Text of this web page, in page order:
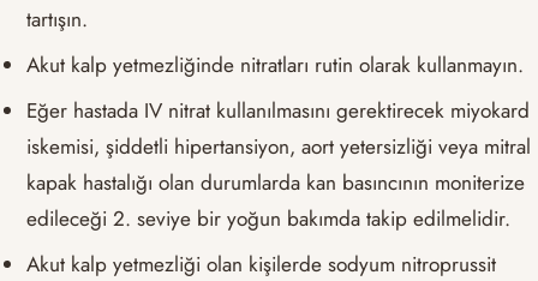
tartışın.
Akut kalp yetmezliğinde nitratları rutin olarak kullanmayın.
Eğer hastada IV nitrat kullanılmasını gerektirecek miyokard
iskemisi, şiddetli hipertansiyon, aort yetersizliği veya mitral
kapak hastalığı olan durumlarda kan basıncının moniterize
edileceği 2. seviye bir yoğun bakımda takip edilmelidir.
Akut kalp yetmezliği olan kişilerde sodyum nitroprussit